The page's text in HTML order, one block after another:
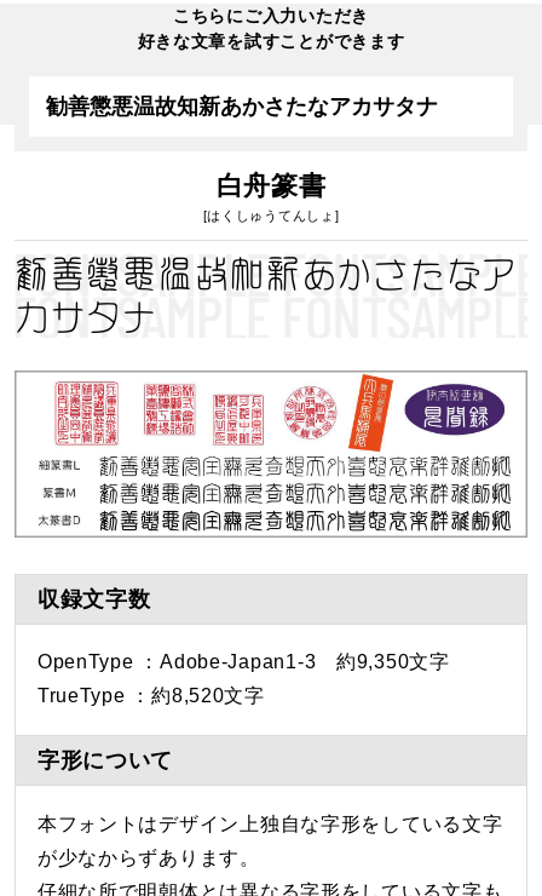
こちらにご入力いただき
好きな文章を試すことができます
白舟篆書
[はくしゅうてんしょ]
勧善懲悪温故知新あかさたなア
カサタナ
収録文字数
OpenType ：Adobe-Japan1-3 約9,350文字
TrueType ：約8,520文字
字形について
本フォントはデザイン上独自な字形をしている文字
が少なからずあります。
仔細な所で明朝体とは異なる字形をしている文字も